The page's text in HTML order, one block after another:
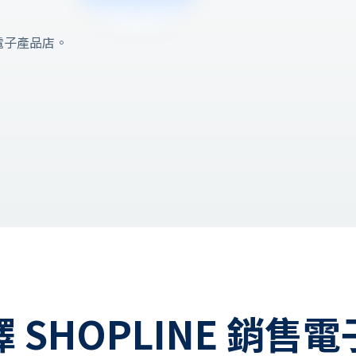
產品店。
SHOPLINE 銷售電